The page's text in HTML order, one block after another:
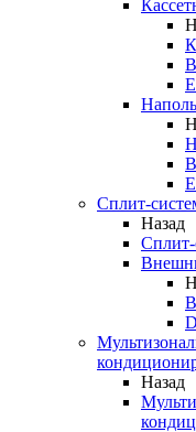
Сплит-
Назад
Назад